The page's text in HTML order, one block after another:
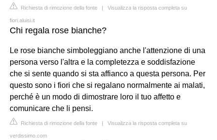
Richiesta di rimozione della fonte | Visualizza la risposta completa su
fiori.aluisi.it
Chi regala rose bianche?
Le rose bianche simboleggiano anche l'attenzione di una
persona verso l'altra e la completezza e soddisfazione
che si sente quando si sta affianco a questa persona. Per
questo sono i fiori che si regalano normalmente ai malati,
perché è un modo di dimostrare loro il tuo affetto e
comunicare che li pensi.
Richiesta di rimozione della fonte | Visualizza la risposta completa su
verdissimo.com